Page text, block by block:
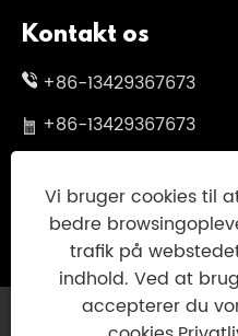
Kontakt os
+86-13429367673
+86-13429367673
No.199 Changxing
Ningbo City, Zhejiang
Copyright © 2025
Vi bruger cookies til
bedre
trafik på
indhold. Ved at
accepterer du